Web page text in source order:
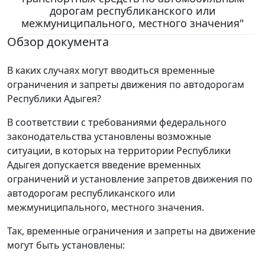
дорогам республиканского или
межмуниципального, местного значения"
Обзор документа
В каких случаях могут вводиться временные
ограничения и запреты движения по автодорогам
Республики Адыгея?
В соответствии с требованиями федерального
законодательства установлены возможные
ситуации, в которых на территории Республики
Адыгея допускается введение временных
ограничений и установление запретов движения по
автодорогам республиканского или
межмуниципального, местного значения.
Так, временные ограничения и запреты на движение
могут быть установлены: